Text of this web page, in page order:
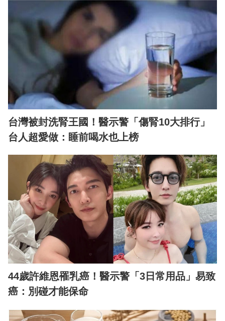
台灣被封洗腎王國！醫示警「傷腎10大排行」
台人超愛做：睡前喝水也上榜
44歲許維恩罹乳癌！醫示警「3日常用品」易致
癌：別碰才能保命